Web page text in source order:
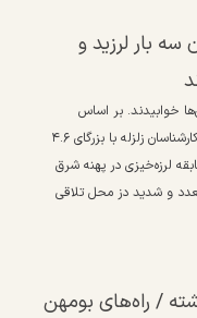
سه بار لرزید و
خوابیدند. بر اساس
گزارش‌ها منشأ زلزله‌ها پردیس بود و طبق صحبت‌های کارشناسان زلزله با بزرگای ۴.۶
سابقه لرزه‌خیزی در پهنه شرق
و شدید دز محل تلاقی
/ راه‌های بومهن